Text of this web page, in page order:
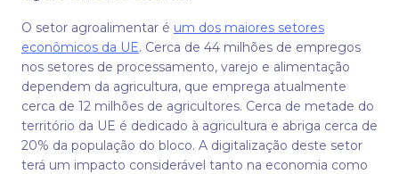
O setor agroalimentar é um dos maiores setores
econômicos da UE. Cerca de 44 milhões de empregos
nos setores de processamento, varejo e alimentação
dependem da agricultura, que emprega atualmente
cerca de 12 milhões de agricultores. Cerca de metade do
território da UE é dedicado à agricultura e abriga cerca de
20% da população do bloco. A digitalização deste setor
terá um impacto considerável tanto na economia como